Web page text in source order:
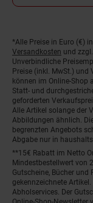
Fußnoten
*Alle Preise in Euro (€)
Versandkosten und
Unverbindliche
Preise (inkl. MwSt.) und
können im Online-Shop
Statt- und
geforderten
Alle Artikel solange der
Abbildungen ähnlich.
begrenzten Angebots
Abgabe nur in
**15€ Rabatt im Netto
Mindestbestellwert von
Gutscheine, Bücher
gekennzeichnete
Abholservices. Der